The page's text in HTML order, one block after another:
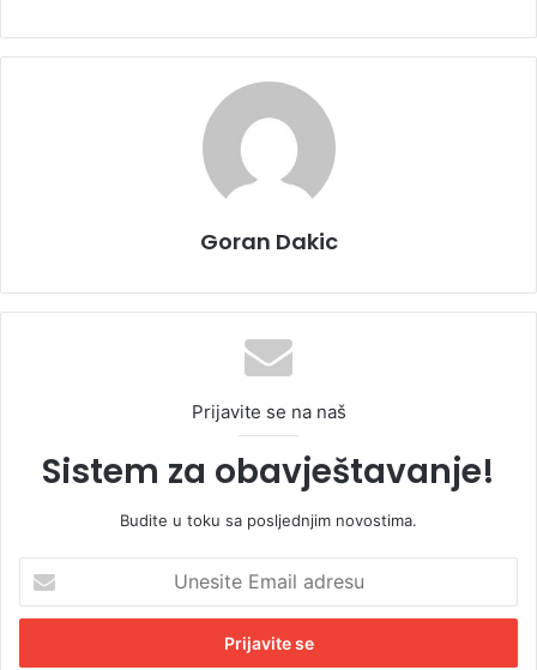
Goran Dakic
Prijavite se na naš
Sistem za obavještavanje!
Budite u toku sa posljednjim novostima.
e